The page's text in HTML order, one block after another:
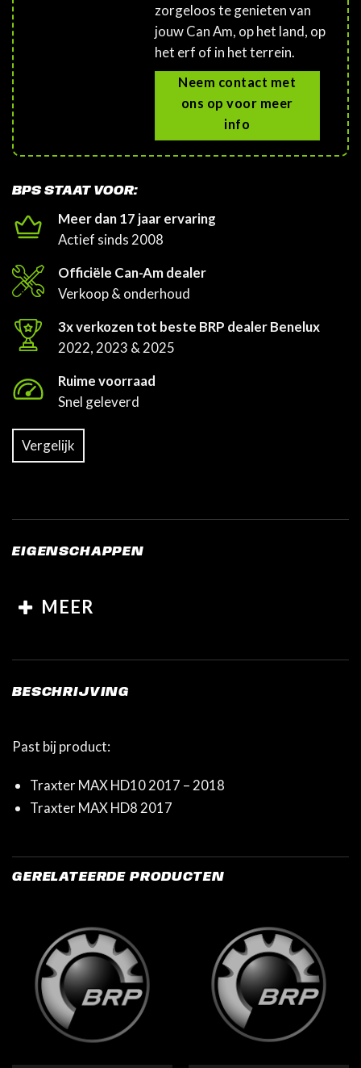
zorgeloos te genieten van
jouw Can Am, op het land, op
het erf of in het terrein.
Neem contact met
ons op voor meer
info
BPS STAAT VOOR:
Meer dan 17 jaar ervaring
Actief sinds 2008
Officiële Can-Am dealer
Verkoop & onderhoud
3x verkozen tot beste BRP dealer Benelux
2022, 2023 & 2025
Ruime voorraad
Snel geleverd
Vergelijk
EIGENSCHAPPEN
MEER
BESCHRIJVING
Past bij product:
Traxter MAX HD10 2017 – 2018
Traxter MAX HD8 2017
GERELATEERDE PRODUCTEN